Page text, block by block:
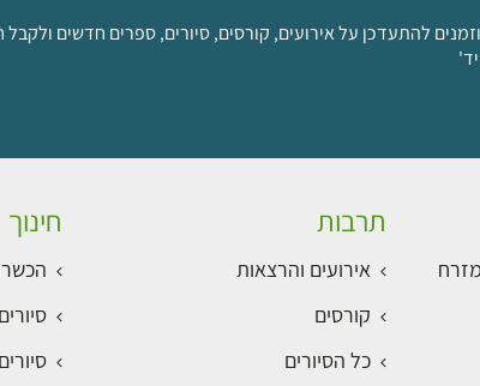
להתעדכן על אירועים, קורסים, סיורים, ספרים חדשים
תרבות
אירועים והרצאות
קורסים
כל הסיורים
חינוך